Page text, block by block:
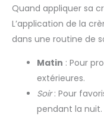
Quand appliquer sa
L’application de la
dans une routine de
Matin : Pour
extérieures.
Soir: Pour
pendant la nuit.